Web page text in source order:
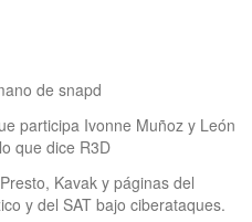
de snapd
participa Ivonne Muñoz y León
que dice R3D
Kavak y páginas del
y del SAT bajo ciberataques.